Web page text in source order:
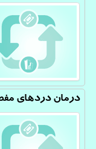
درمان دردهای